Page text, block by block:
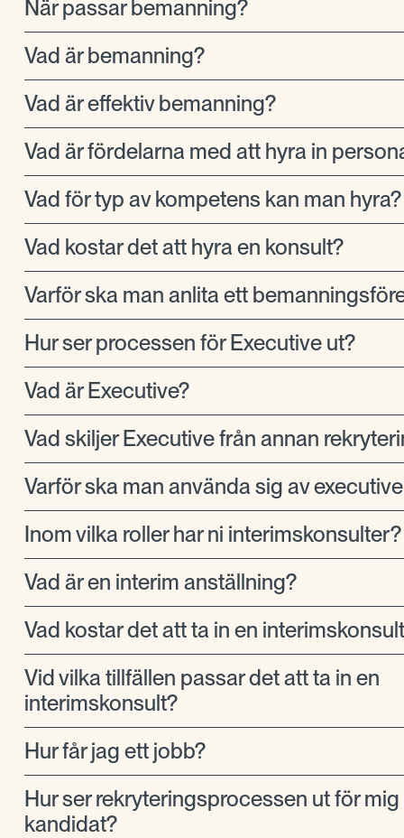
När passar bemanning?
Vad är bemanning?
Vad är effektiv bemanning?
Vad är fördelarna med att hyra in
Vad för typ av kompetens kan man hyra?
Vad kostar det att hyra en konsult?
Varför ska man anlita ett
Hur ser processen för Executive ut?
Vad är Executive?
Vad skiljer Executive från annan
Varför ska man använda sig av
Inom vilka roller har ni interimskonsulter?
Vad är en interim anställning?
Vad kostar det att ta in en
Vid vilka tillfällen passar det att ta in en
interimskonsult?
Hur får jag ett jobb?
Hur ser rekryteringsprocessen ut för
kandidat?